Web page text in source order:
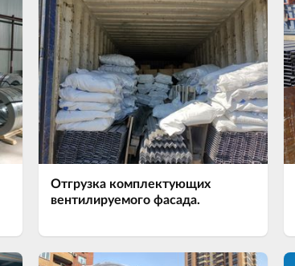
Отгрузка комплектующих
вентилируемого фасада.